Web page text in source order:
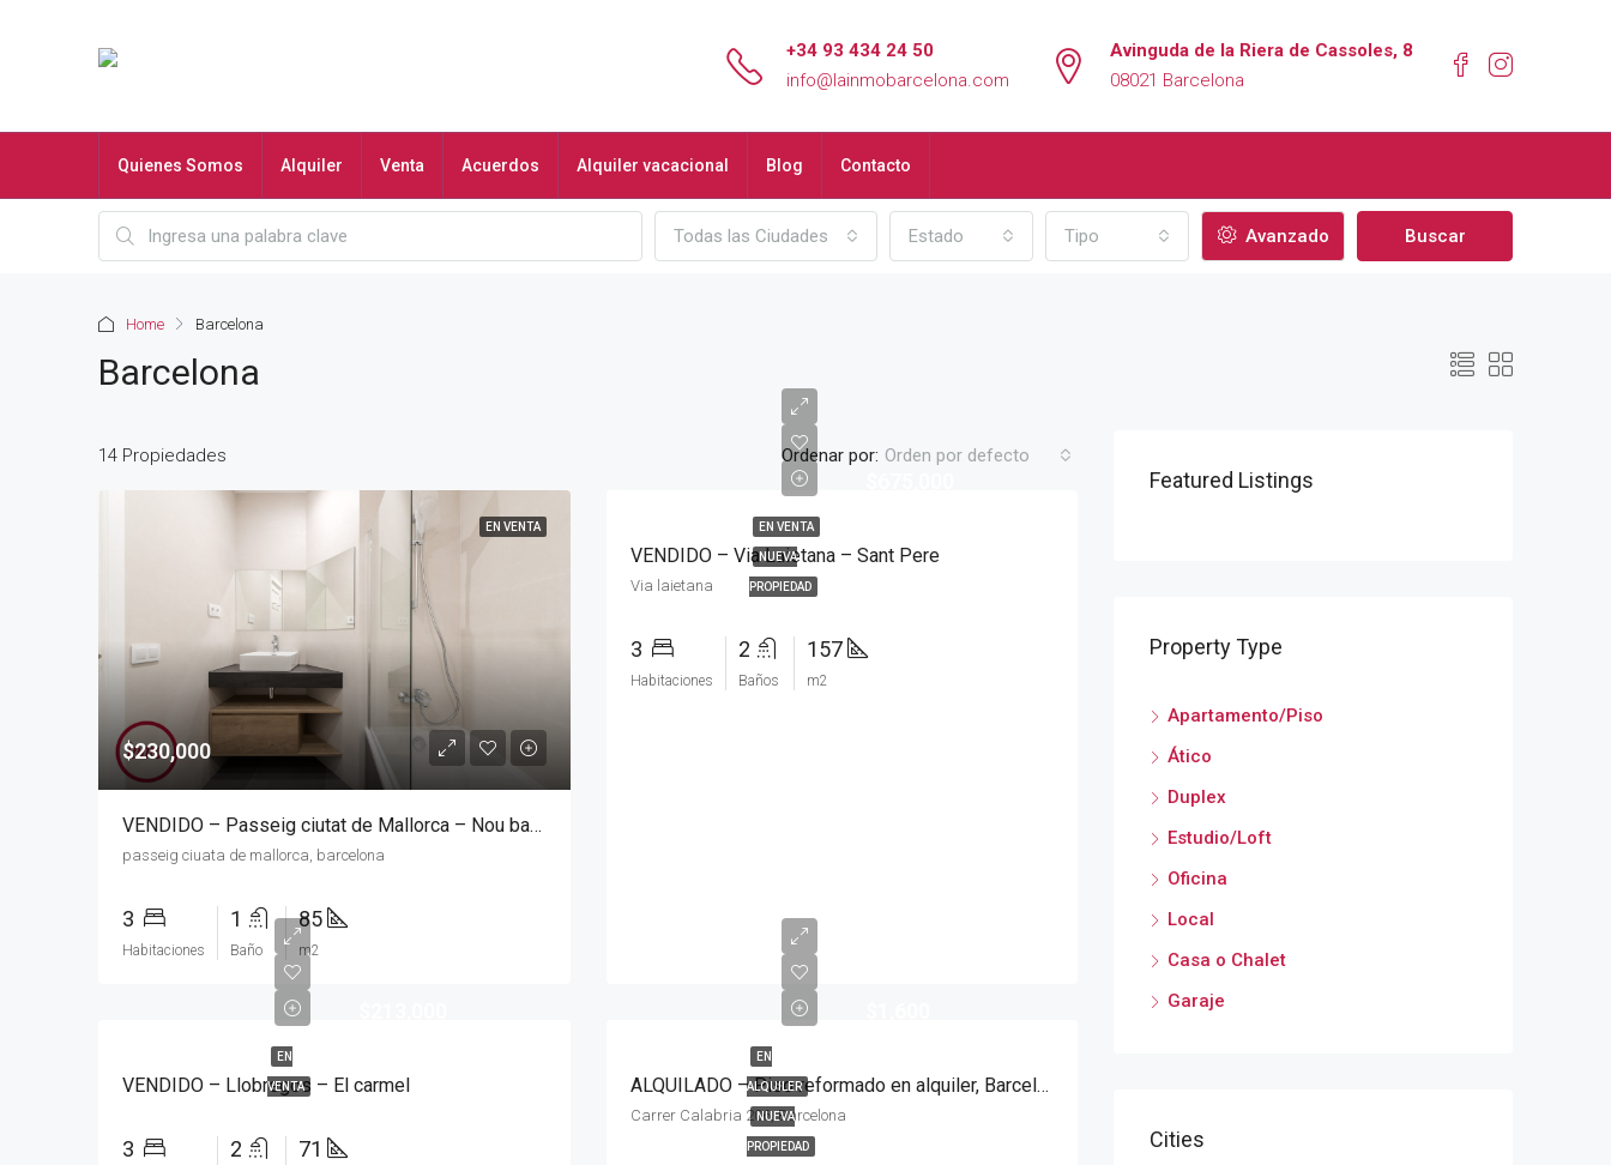
+34 93 434 24 50
info@lainmobarcelona.com
Avinguda de la Riera de Cassoles, 8
08021 Barcelona
Quienes Somos Alquiler Venta Acuerdos Alquiler vacacional Blog Contacto
Todas las Ciudades Estado Tipo Avanzado Buscar
Home Barcelona
Barcelona
14 Propiedades Ordenar por: Orden por defecto
EN VENTA
$230,000
VENDIDO – Passeig ciutat de Mallorca – Nou barris
passeig ciuata de mallorca, barcelona
3
Habitaciones
1
Baño
85
m2
EN VENTA
NUEVA
PROPIEDAD
VENDIDO – Via Laietana – Sant Pere
Via laietana
3
Habitaciones
2
Baños
157
m2
EN
VENTA
VENDIDO – Llobregos – El carmel
3 2 71
EN
ALQUILER
NUEVA
PROPIEDAD
ALQUILADO – Piso reformado en alquiler, Barcelona
Carrer Calabria 206, Barcelona
Featured Listings
Property Type
Apartamento/Piso
Ático
Duplex
Estudio/Loft
Oficina
Local
Casa o Chalet
Garaje
Cities